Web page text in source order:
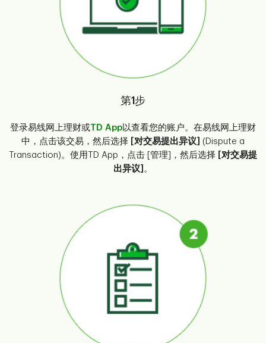
第1步
登录易线网上理财或TD App以查看您的账户。在易线网上理财
中，点击该交易，然后选择
[对交易提出异议]
(Dispute a
Transaction)。使用TD App，点击 [管理]，然后选择
[对交易提
出异议] 。